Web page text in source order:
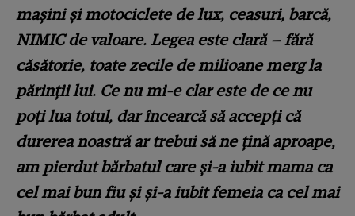
mașini și motociclete de lux, ceasuri, barcă,
NIMIC de valoare. Legea este clară – fără
căsătorie, toate zecile de milioane merg la
părinții lui. Ce nu mi-e clar este de ce nu
poți lua totul, dar încearcă să accepți că
durerea noastră ar trebui să ne țină aproape,
am pierdut bărbatul care și-a iubit mama ca
cel mai bun fiu și și-a iubit femeia ca cel mai